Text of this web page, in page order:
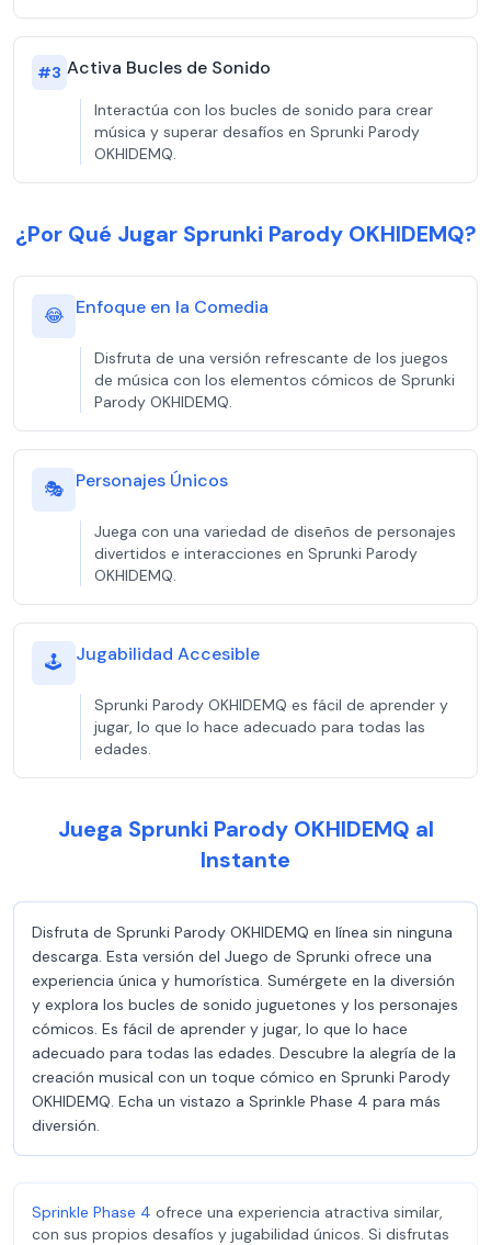
#3 Activa Bucles de Sonido
Interactúa con los bucles de sonido para crear
música y superar desafíos en Sprunki Parody
OKHIDEMQ.
¿Por Qué Jugar Sprunki Parody OKHIDEMQ?
😂 Enfoque en la Comedia
Disfruta de una versión refrescante de los juegos
de música con los elementos cómicos de Sprunki
Parody OKHIDEMQ.
🎭 Personajes Únicos
Juega con una variedad de diseños de personajes
divertidos e interacciones en Sprunki Parody
OKHIDEMQ.
🕹️ Jugabilidad Accesible
Sprunki Parody OKHIDEMQ es fácil de aprender y
jugar, lo que lo hace adecuado para todas las
edades.
Juega Sprunki Parody OKHIDEMQ al
Instante
Disfruta de Sprunki Parody OKHIDEMQ en línea sin ninguna
descarga. Esta versión del Juego de Sprunki ofrece una
experiencia única y humorística. Sumérgete en la diversión
y explora los bucles de sonido juguetones y los personajes
cómicos. Es fácil de aprender y jugar, lo que lo hace
adecuado para todas las edades. Descubre la alegría de la
creación musical con un toque cómico en Sprunki Parody
OKHIDEMQ. Echa un vistazo a Sprinkle Phase 4 para más
diversión.
Sprinkle Phase 4 ofrece una experiencia atractiva similar,
con sus propios desafíos y jugabilidad únicos. Si disfrutas